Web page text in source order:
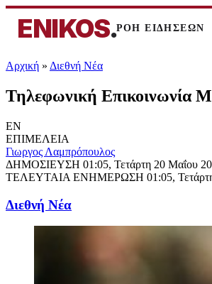
ENIKOS.ΡΟΗ ΕΙΔΗΣΕΩΝ
Αρχική » Διεθνή Νέα
Τηλεφωνική Επικοινωνία
EN
ΕΠΙΜΕΛΕΙΑ
Γιωργος Λαμπρόπουλος
ΔΗΜΟΣΙΕΥΣΗ 01:05, Τετάρτη 20 Μαΐου
ΤΕΛΕΥΤΑΙΑ ΕΝΗΜΕΡΩΣΗ 01:05,
Διεθνή Νέα